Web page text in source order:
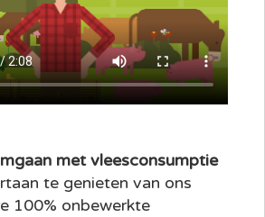
met vleesconsumptie
te genieten van ons
100% onbewerkte